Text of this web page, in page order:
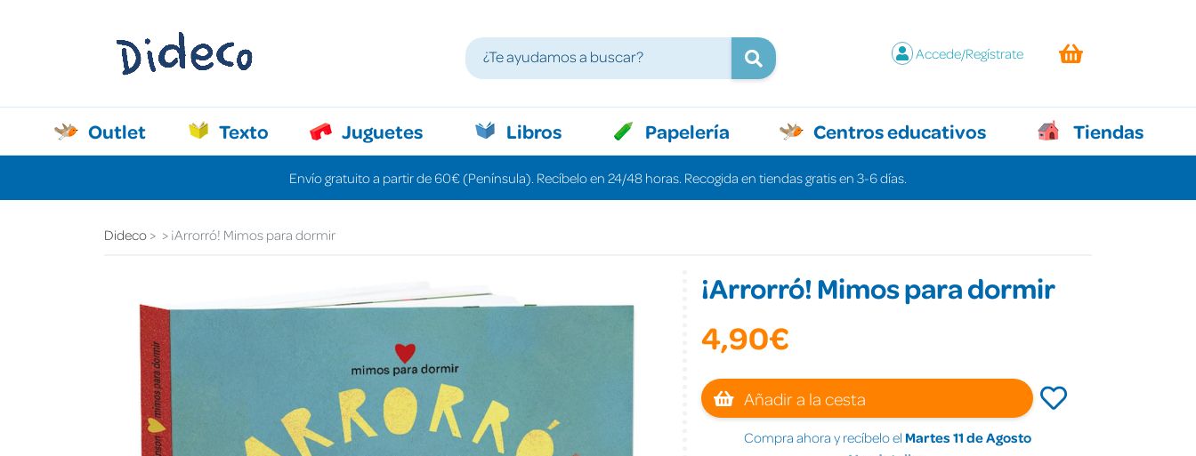
Accede/Regístrate
Outlet Texto Juguetes Libros Papelería Centros educativos Tiendas
Envío gratuito a partir de 60€ (Península). Recíbelo en 24/48 horas. Recogida en tiendas gratis en 3-6 días.
Dideco ¡Arrorró! Mimos para dormir
¡Arrorró! Mimos para dormir
4,90€
Añadir a la cesta
Compra ahora y recíbelo el Martes 11 de Agosto